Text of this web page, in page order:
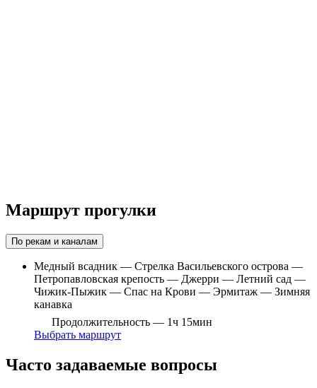
Маршрут прогулки
По рекам и каналам
Медный всадник — Стрелка Васильевского острова —
Петропавловская крепость — Джерри — Летний сад —
Чижик-Пыжик — Спас на Крови — Эрмитаж — Зимняя
канавка
Продолжительность — 1ч 15мин
Выбрать маршрут
Часто задаваемые вопросы